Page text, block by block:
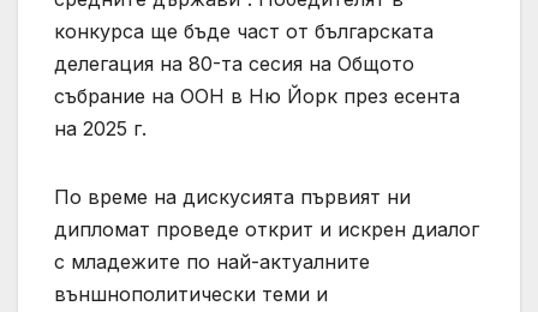
конкурса ще бъде част от българската
делегация на 80-та сесия на Общото
събрание на ООН в Ню Йорк през есента
на 2025 г.
По време на дискусията първият ни
дипломат проведе открит и искрен диалог
с младежите по най-актуалните
външнополитически теми и